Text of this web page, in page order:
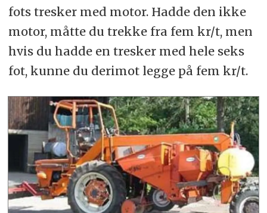
fots tresker med motor. Hadde den ikke
motor, måtte du trekke fra fem kr/t, men
hvis du hadde en tresker med hele seks
fot, kunne du derimot legge på fem kr/t.